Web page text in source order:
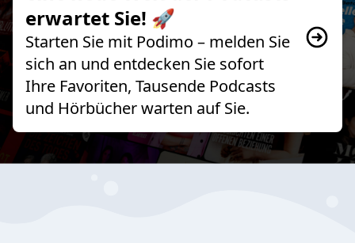
erwartet Sie! 🚀
Starten Sie mit Podimo – melden Sie
sich an und entdecken Sie sofort
Ihre Favoriten, Tausende Podcasts
und Hörbücher warten auf Sie.